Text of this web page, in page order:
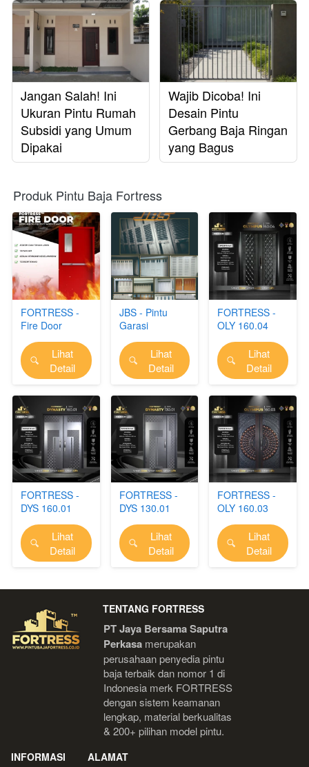
Jangan Salah! Ini
Ukuran Pintu Rumah
Subsidi yang Umum
Dipakai
Wajib Dicoba! Ini
Desain Pintu
Gerbang Baja Ringan
yang Bagus
Produk Pintu Baja Fortress
FORTRESS -
Fire Door
`
Lihat
Detail
JBS - Pintu
Garasi
`
Lihat
Detail
FORTRESS -
OLY 160.04
`
Lihat
Detail
FORTRESS -
DYS 160.01
`
Lihat
Detail
FORTRESS -
DYS 130.01
`
Lihat
Detail
FORTRESS -
OLY 160.03
`
Lihat
Detail
TENTANG FORTRESS
PT Jaya Bersama Saputra
Perkasa merupakan
perusahaan penyedia pintu
baja terbaik dan nomor 1 di
Indonesia
dengan sistem keamanan
lengkap, material berkualitas
& 200+ pilihan model pintu.
INFORMASI ALAMAT